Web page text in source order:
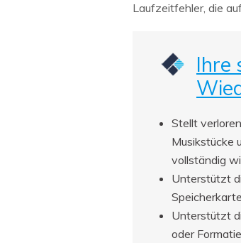
Laufzeitfehler, die
Ihre
Stellt
Musikstücke
vollständig
Unterstützt
Unterstützt
oder